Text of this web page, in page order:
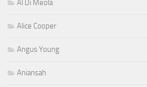
Al Di Meola
Alice Cooper
Angus Young
Aniansah